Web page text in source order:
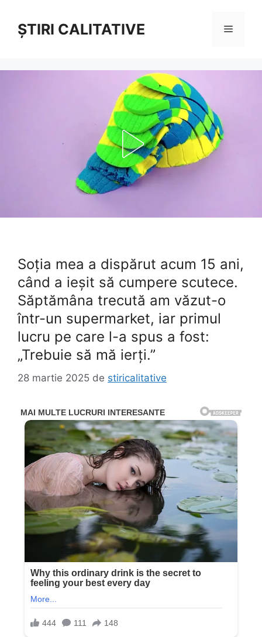
conținutȘTIRI CALITATIVE Meniu
Soția mea a dispărut acum 15 ani,
când a ieșit să cumpere scutece.
Săptămâna trecută am văzut-o
într-un supermarket, iar primul
lucru pe care l-a spus a fost:
„Trebuie să mă ierți.”
28 martie 2025 de stiricalitative